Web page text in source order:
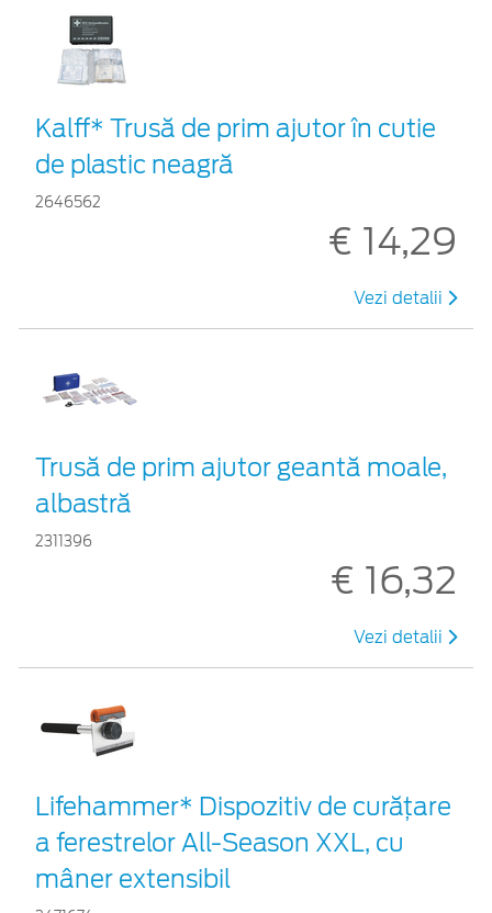
Kalff* Trusă de prim ajutor în cutie
de plastic neagră
2646562
€ 14,29
Vezi detalii
Trusă de prim ajutor geantă moale,
albastră
2311396
€ 16,32
Vezi detalii
Lifehammer* Dispozitiv de curățare
a ferestrelor All-Season XXL, cu
mâner extensibil